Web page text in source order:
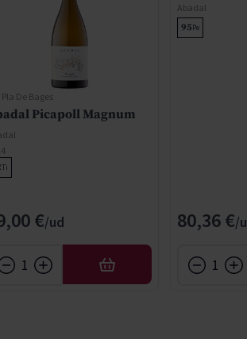
Pla De Bages
Picapoll Magnum
Ti
€
AÑADIR
Abadal
95Pe
80,36 €